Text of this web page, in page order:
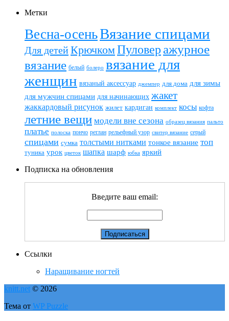
Метки
Весна-осеньВязание спицами
Для детейКрючкомПуловер ажурное
вязание белый болеро вязание для
женщин вязаный аксессуар джемпер для дома для зимы
для мужчин спицами для начинающих жакет
жаккардовый рисунок жилет кардиган комплект косы кофта
летние вещи модели вне сезона образец вязания пальто
платье полоска пончо реглан рельефный узор свитер вязание серый
спицами сумка толстыми нитками тонкое вязание топ
туника урок цветок шапка шарф юбка яркий
Подписка на обновления
Введите ваш email:
Ссылки
Наращивание ногтей
knitt.net © 2026
Тема от WP Puzzle